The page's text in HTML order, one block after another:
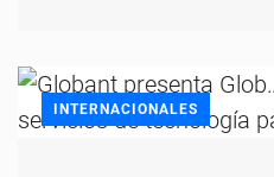
INTERNACIONALES